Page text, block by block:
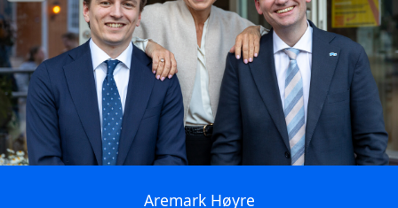
Aremark Høyre